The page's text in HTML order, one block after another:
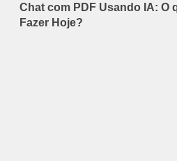
Chat com PDF Usando IA: O
Fazer Hoje?